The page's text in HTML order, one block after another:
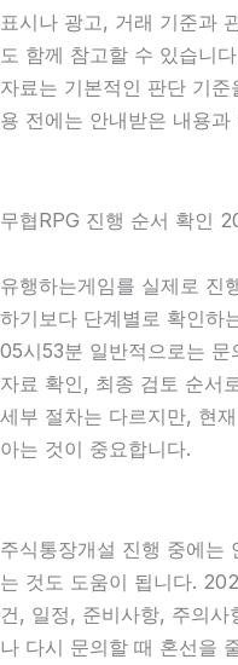
표시나 광고, 거래 기준과
도 함께 참고할 수 있습니
자료는 기본적인 판단 기
용 전에는 안내받은 내용
무협RPG 진행 순서 확인
유행하는게임를 실제로 진
하기보다 단계별로 확인하
05시53분 일반적으로는
자료 확인, 최종 검토 순서
세부 절차는 다르지만, 현
아는 것이 중요합니다.
주식통장개설 진행 중에는
는 것도 도움이 됩니다.
건, 일정, 준비사항, 주의사
나 다시 문의할 때 혼선을